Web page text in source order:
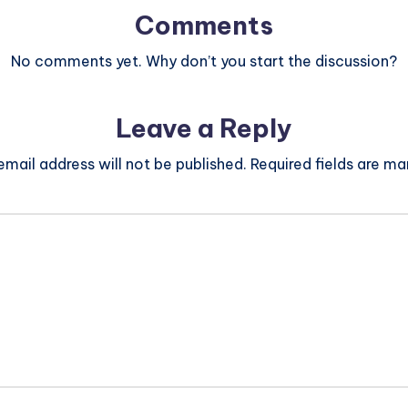
Comments
No comments yet. Why don’t you start the discussion?
Leave a Reply
address will not be published. Required fields are